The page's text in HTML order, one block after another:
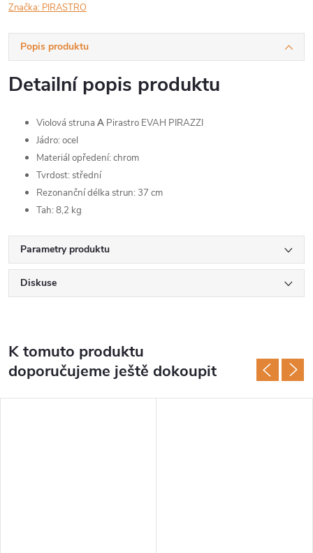
Značka: PIRASTRO
Popis produktu
Detailní popis produktu
Violová struna A Pirastro EVAH PIRAZZI
Jádro: ocel
Materiál opředení: chrom
Tvrdost: střední
Rezonanční délka strun: 37 cm
Tah: 8,2 kg
Parametry produktu
Diskuse
K tomuto produktu
doporučujeme ještě dokoupit